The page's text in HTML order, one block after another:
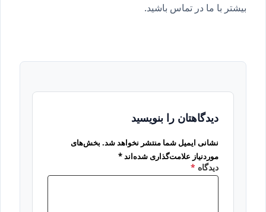
بیشتر با ما در تماس باشید.
دیدگاهتان را بنویسید
نشانی ایمیل شما منتشر نخواهد شد. بخش‌های
موردنیاز علامت‌گذاری شده‌اند*
دیدگاه *